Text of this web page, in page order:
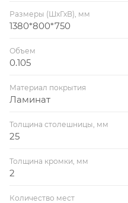
Размеры (ШхГхВ), мм
1380*800*750
Объем
0.105
Материал покрытия
Ламинат
Толщина столешницы, мм
25
Толщина кромки, мм
2
Количество мест